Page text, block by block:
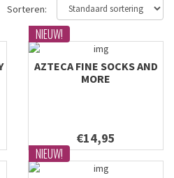
Sorteren:
NIEUW!
AZTECA FINE SOCKS AND
MORE
€14,95
NIEUW!